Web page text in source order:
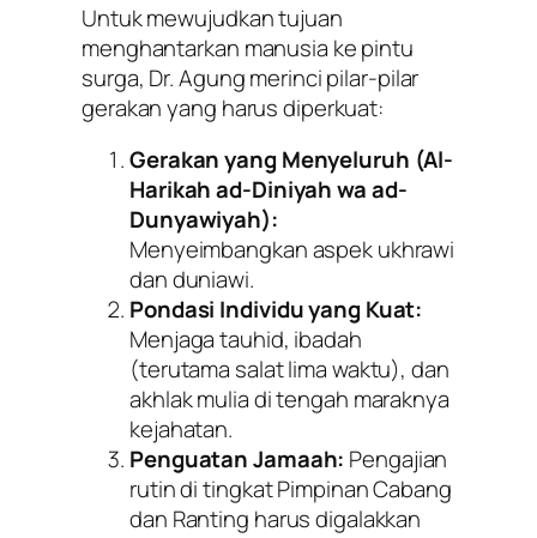
Untuk mewujudkan tujuan
menghantarkan manusia ke pintu
surga, Dr. Agung merinci pilar-pilar
gerakan yang harus diperkuat:
Gerakan yang Menyeluruh (Al-
Harikah ad-Diniyah wa ad-
Dunyawiyah):
Menyeimbangkan aspek ukhrawi
dan duniawi.
Pondasi Individu yang Kuat:
Menjaga tauhid, ibadah
(terutama salat lima waktu), dan
akhlak mulia di tengah maraknya
kejahatan.
Penguatan Jamaah: Pengajian
rutin di tingkat Pimpinan Cabang
dan Ranting harus digalakkan